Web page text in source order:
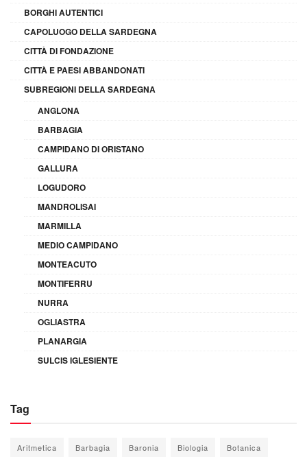
BORGHI AUTENTICI
CAPOLUOGO DELLA SARDEGNA
CITTÀ DI FONDAZIONE
CITTÀ E PAESI ABBANDONATI
SUBREGIONI DELLA SARDEGNA
ANGLONA
BARBAGIA
CAMPIDANO DI ORISTANO
GALLURA
LOGUDORO
MANDROLISAI
MARMILLA
MEDIO CAMPIDANO
MONTEACUTO
MONTIFERRU
NURRA
OGLIASTRA
PLANARGIA
SULCIS IGLESIENTE
Tag
Aritmetica Barbagia Baronia Biologia Botanica